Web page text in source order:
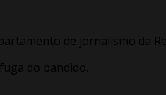
de jornalismo da
do bandido.